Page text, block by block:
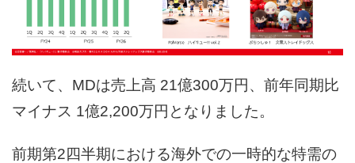
続いて、MDは売上高 21億300万円、前年同期比
マイナス 1億2,200万円となりました。
前期第2四半期における海外での一時的な特需の